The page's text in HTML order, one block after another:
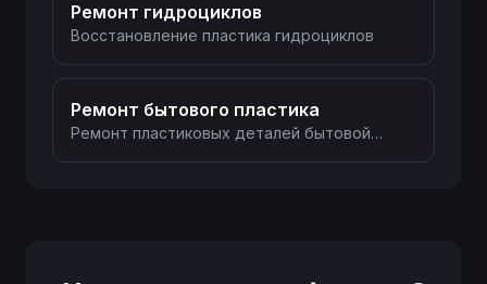
Ремонт гидроциклов
Восстановление пластика гидроциклов
Ремонт бытового пластика
Ремонт пластиковых деталей бытовой